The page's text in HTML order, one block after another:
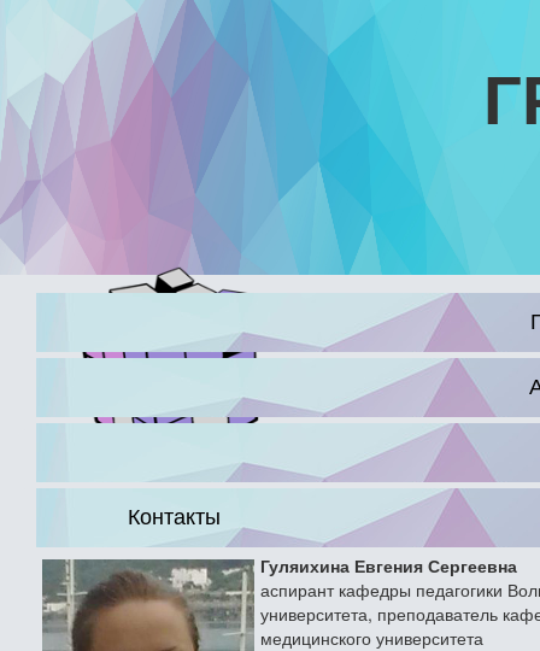
Контакты
Гуляихина Евгения Сергеевна
аспирант кафедры педагогики
университета, преподаватель
медицинского университета